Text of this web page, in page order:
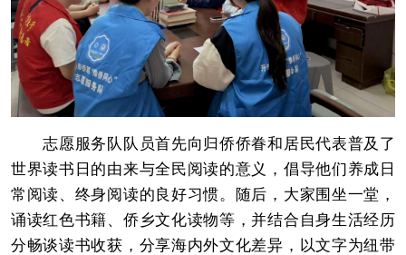
志愿服务队队员首先向归侨侨眷和居民代表普及了
世界读书日的由来与全民阅读的意义，倡导他们养成日
常阅读、终身阅读的良好习惯。随后，大家围坐一堂，
诵读红色书籍、侨乡文化读物等，并结合自身生活经历
分畅谈读书收获，分享海内外文化差异，以文字为纽带